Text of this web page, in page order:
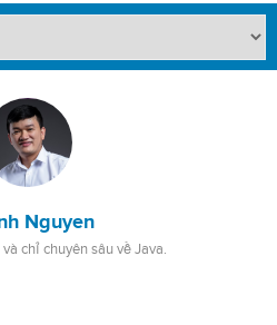
Nguyen
chỉ chuyên sâu về Java.